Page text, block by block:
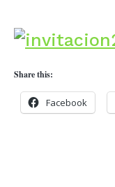
Share this:
Facebook